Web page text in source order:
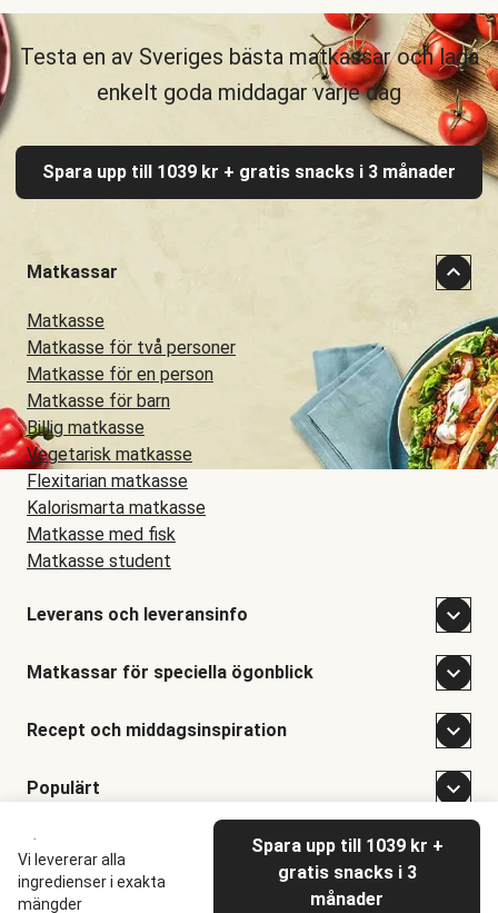
Vi levererar alla
ingredienser i exakta
mängder
Spara upp till 1039 kr +
gratis snacks i 3
månader
Testa en av Sveriges bästa matkassar och laga
enkelt goda middagar varje dag
Spara upp till 1039 kr + gratis snacks i 3 månader
Hellofresh2026
Matkassar
Matkasse
Matkasse för två personer
Matkasse för en person
Matkasse för barn
Billig matkasse
Vegetarisk matkasse
Flexitarian matkasse
Kalorismarta matkasse
Matkasse med fisk
Matkasse student
Leverans och leveransinfo
Matkassar för speciella ögonblick
Recept och middagsinspiration
Populärt